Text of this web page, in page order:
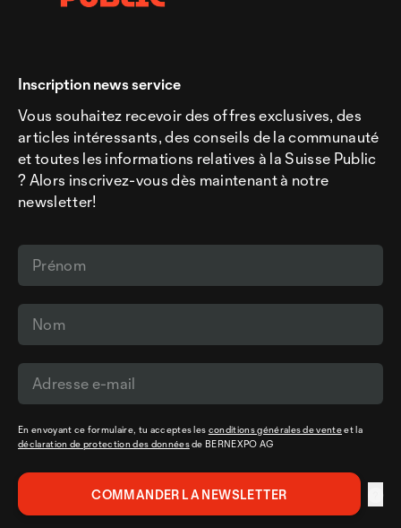
Inscription news service
Vous souhaitez recevoir des offres exclusives, des
articles intéressants, des conseils de la communauté
et toutes les informations relatives à la Suisse Public
? Alors inscrivez-vous dès maintenant à notre
newsletter!
En envoyant ce formulaire, tu acceptes les conditions générales de venteet la
déclaration de protection des donnéesde BERNEXPO AG